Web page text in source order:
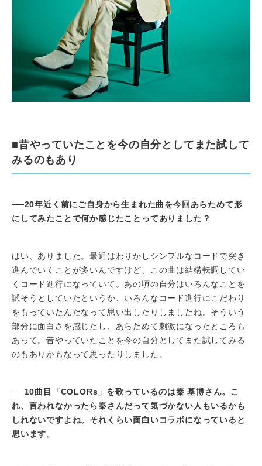
■昔やっていたことを今の自分としてまた試して
みるのもあり
──20年近く前にご自身から生まれた曲を今回あらためて形
にしてみたことで何か感じたことってありました？
はい、ありました。最近はわりかしシンプルなコードで突き
進んでいくことが多いんですけど、この曲は結構転調してい
くコード進行になっていて。あの頃の自分はいろんなことを
試そうとしていたというか、いろんなコード進行にこだわり
をもっていたんだなって思い出したりしましたね。そういう
部分に面白さを感じたし、あらためて刺激になったところも
あって。昔やっていたことを今の自分としてまた試してみる
のもありかもなって思ったりしました。
──10曲目「COLORs」を歌っているのは秦 基博さん。こ
れ、言われなかったら秦さんだって気づかない人もいるかも
しれないですよね。それくらい面白いコラボになっていると
思います。